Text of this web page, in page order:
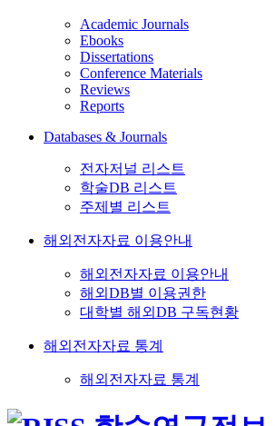
Academic Journals
Ebooks
Dissertations
Conference Materials
Reviews
Reports
Databases & Journals
전자저널 리스트
학술DB 리스트
주제별 리스트
해외전자자료 이용안내
해외전자자료 이용안내
해외DB별 이용권한
대학별 해외DB 구독현황
해외전자자료 통계
해외전자자료 통계